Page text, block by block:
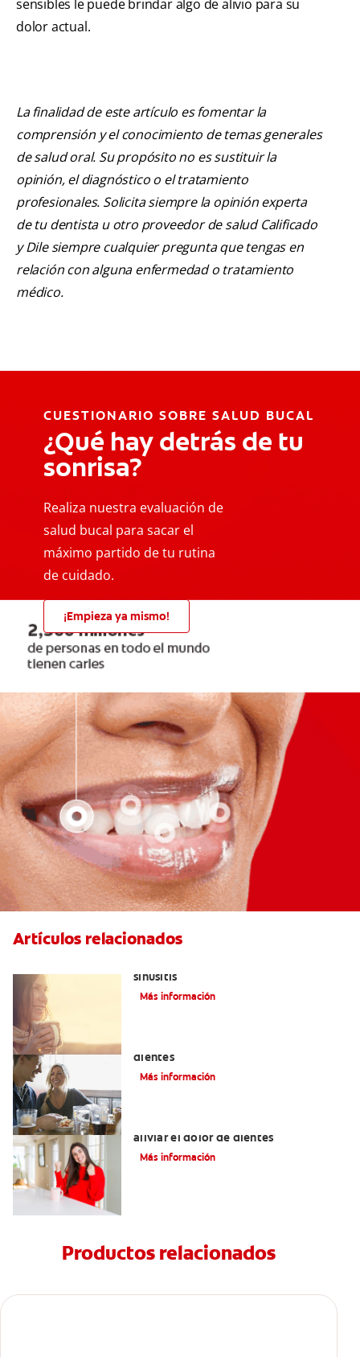
sensibles le puede brindar algo de alivio para su
dolor actual.
La finalidad de este artículo es fomentar la
comprensión y el conocimiento de temas generales
de salud oral. Su propósito no es sustituir la
opinión, el diagnóstico o el tratamiento
profesionales. Solicita siempre la opinión experta
de tu dentista u otro proveedor de salud Calificado
y Dile siempre cualquier pregunta que tengas en
relación con alguna enfermedad o tratamiento
médico.
CUESTIONARIO SOBRE SALUD BUCAL
¿Qué hay detrás de tu
sonrisa?
Realiza nuestra evaluación de
salud bucal para sacar el
máximo partido de tu rutina
de cuidado.
¡Empieza ya mismo!
Artículos relacionados
sinusitis
Más información
dientes
Más información
aliviar el dolor de dientes
Más información
Productos relacionados